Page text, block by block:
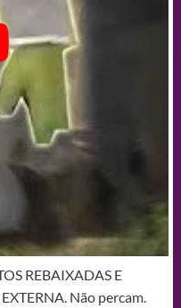
REBAIXADAS E
Não percam.